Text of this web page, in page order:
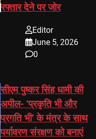
रफ्तार देने पर जोर
Editor
June 5, 2026
0
सीएम पुष्कर सिंह धामी की
अपील- ‘प्रकृति भी और
प्रगति भी’ के मंत्र के साथ
पर्यावरण संरक्षण को बनाएं